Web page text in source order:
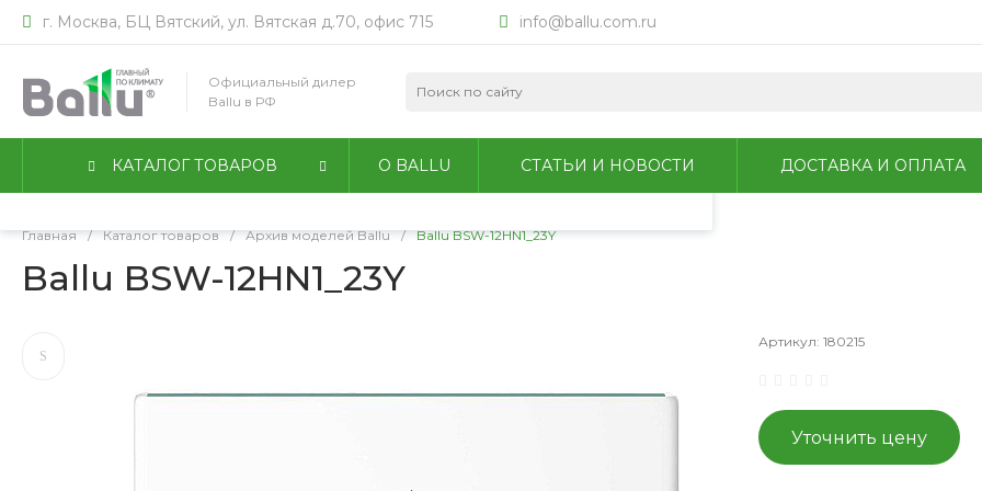
работы сайта. Оставаясь на сайте, вы соглашаетесь с
конфиденциальности.
Принимаю Подробнее
г. Москва, БЦ Вятский, ул. Вятская д.70, офис 715 info@ballu.com.ru
Официальный дилер
Ballu в РФ
КАТАЛОГ ТОВАРОВ О BALLU СТАТЬИ И НОВОСТИ ДОСТАВКА И ОПЛАТА
Главная / Каталог товаров / Архив моделей Ballu / Ballu BSW-12HN1_23Y
Ballu BSW-12HN1_23Y
Артикул: 180215
Уточнить цену